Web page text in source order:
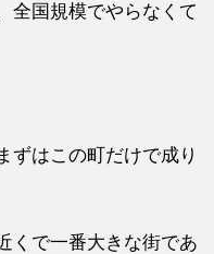
全国規模でやらなくて
ずはこの町だけで成り
くで一番大きな街であ